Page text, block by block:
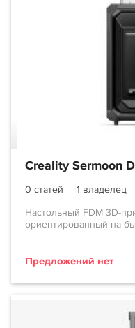
Creality Sermoon
0 статей
1 владелец
Настольный FDM 3D-
ориентированный на
Предложений нет